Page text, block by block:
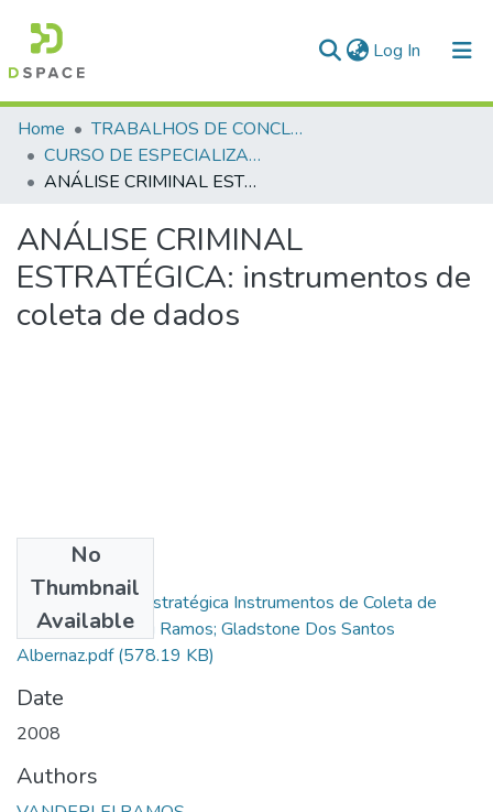
Log In (current)
Communities & Collections
All of DSpace
Home
TRABALHOS DE CONCLUSÃO DE CURSO - CEGESP (CURSO DE ESPECIALIZAÇÃO EM GERENCIAMENTO EM SEGURANÇA PÚBLICA)
CURSO DE ESPECIALIZAÇÃO EM GERENCIAMENTO EM SEGURANÇA PÚBLICA - CEGESP - 2008
ANÁLISE CRIMINAL ESTRATÉGICA: instrumentos de coleta de dados
ANÁLISE CRIMINAL
ESTRATÉGICA: instrumentos de
coleta de dados
No
Thumbnail
Available
Análise Criminal Estratégica Instrumentos de Coleta de
Dados - Vanderlei Ramos; Gladstone Dos Santos
Albernaz.pdf(578.19 KB)
Date
2008
Authors